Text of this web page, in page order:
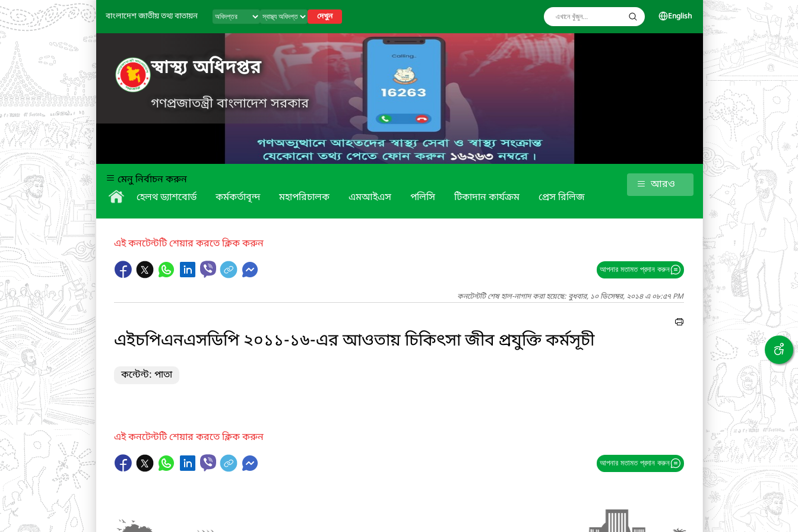
বাংলাদেশ জাতীয় তথ্য বাতায়ন দেখুন English
স্বাস্থ্য অধিদপ্তর
গণপ্রজাতন্ত্রী বাংলাদেশ সরকার
মেনু নির্বাচন করুন
হেলথ ড্যাশবোর্ড
কর্মকর্তাবৃন্দ মহাপরিচালক এমআইএস পলিসি টিকাদান কার্যক্রম প্রেস রিলিজ
আরও
এই কনটেন্টটি শেয়ার করতে ক্লিক করুন
আপনার মতামত প্রদান করুন
কনটেন্টটি শেষ হাল-নাগাদ করা হয়েছে: বুধবার, ১০ ডিসেম্বর, ২০১৪ এ ০৮:৫৭ PM
এইচপিএনএসডিপি ২০১১-১৬-এর আওতায় চিকিৎসা জীব প্রযুক্তি কর্মসূচী
কন্টেন্ট: পাতা
এই কনটেন্টটি শেয়ার করতে ক্লিক করুন
আপনার মতামত প্রদান করুন